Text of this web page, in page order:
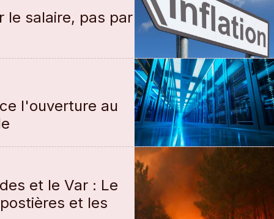
le salaire, pas par
l'ouverture au
et le Var : Le
et les